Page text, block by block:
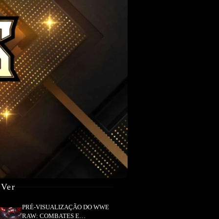
PRÉ-VISUALIZAÇÃO DO WWE
RAW: COMBATES E